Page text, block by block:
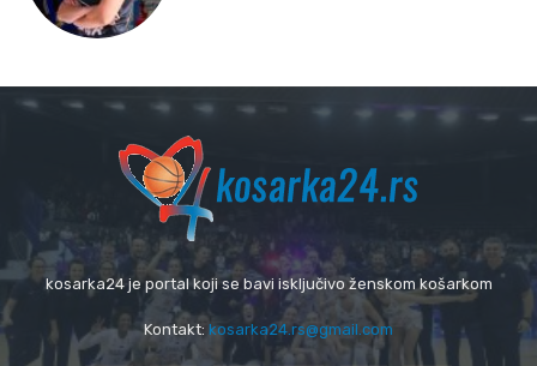
kosarka24 je portal koji se bavi isključivo ženskom košarkom
Kontakt: kosarka24.rs@gmail.com